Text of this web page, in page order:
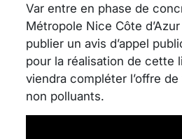
Var entre en phase de
Métropole Nice Côte
publier un avis d’appel
pour la réalisation de cette
viendra compléter l’offre
non polluants.